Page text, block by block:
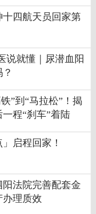
四航天员回家第
说就懂｜尿潜血阳
”到“马拉松”！揭
程“刹车”着陆
启程回家！
法院完善配套金
办理质效